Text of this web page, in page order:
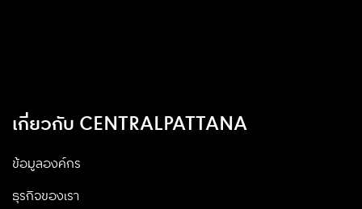
เกี่ยวกับ CENTRALPATTANA
ข้อมูลองค์กร
ธุรกิจของเรา